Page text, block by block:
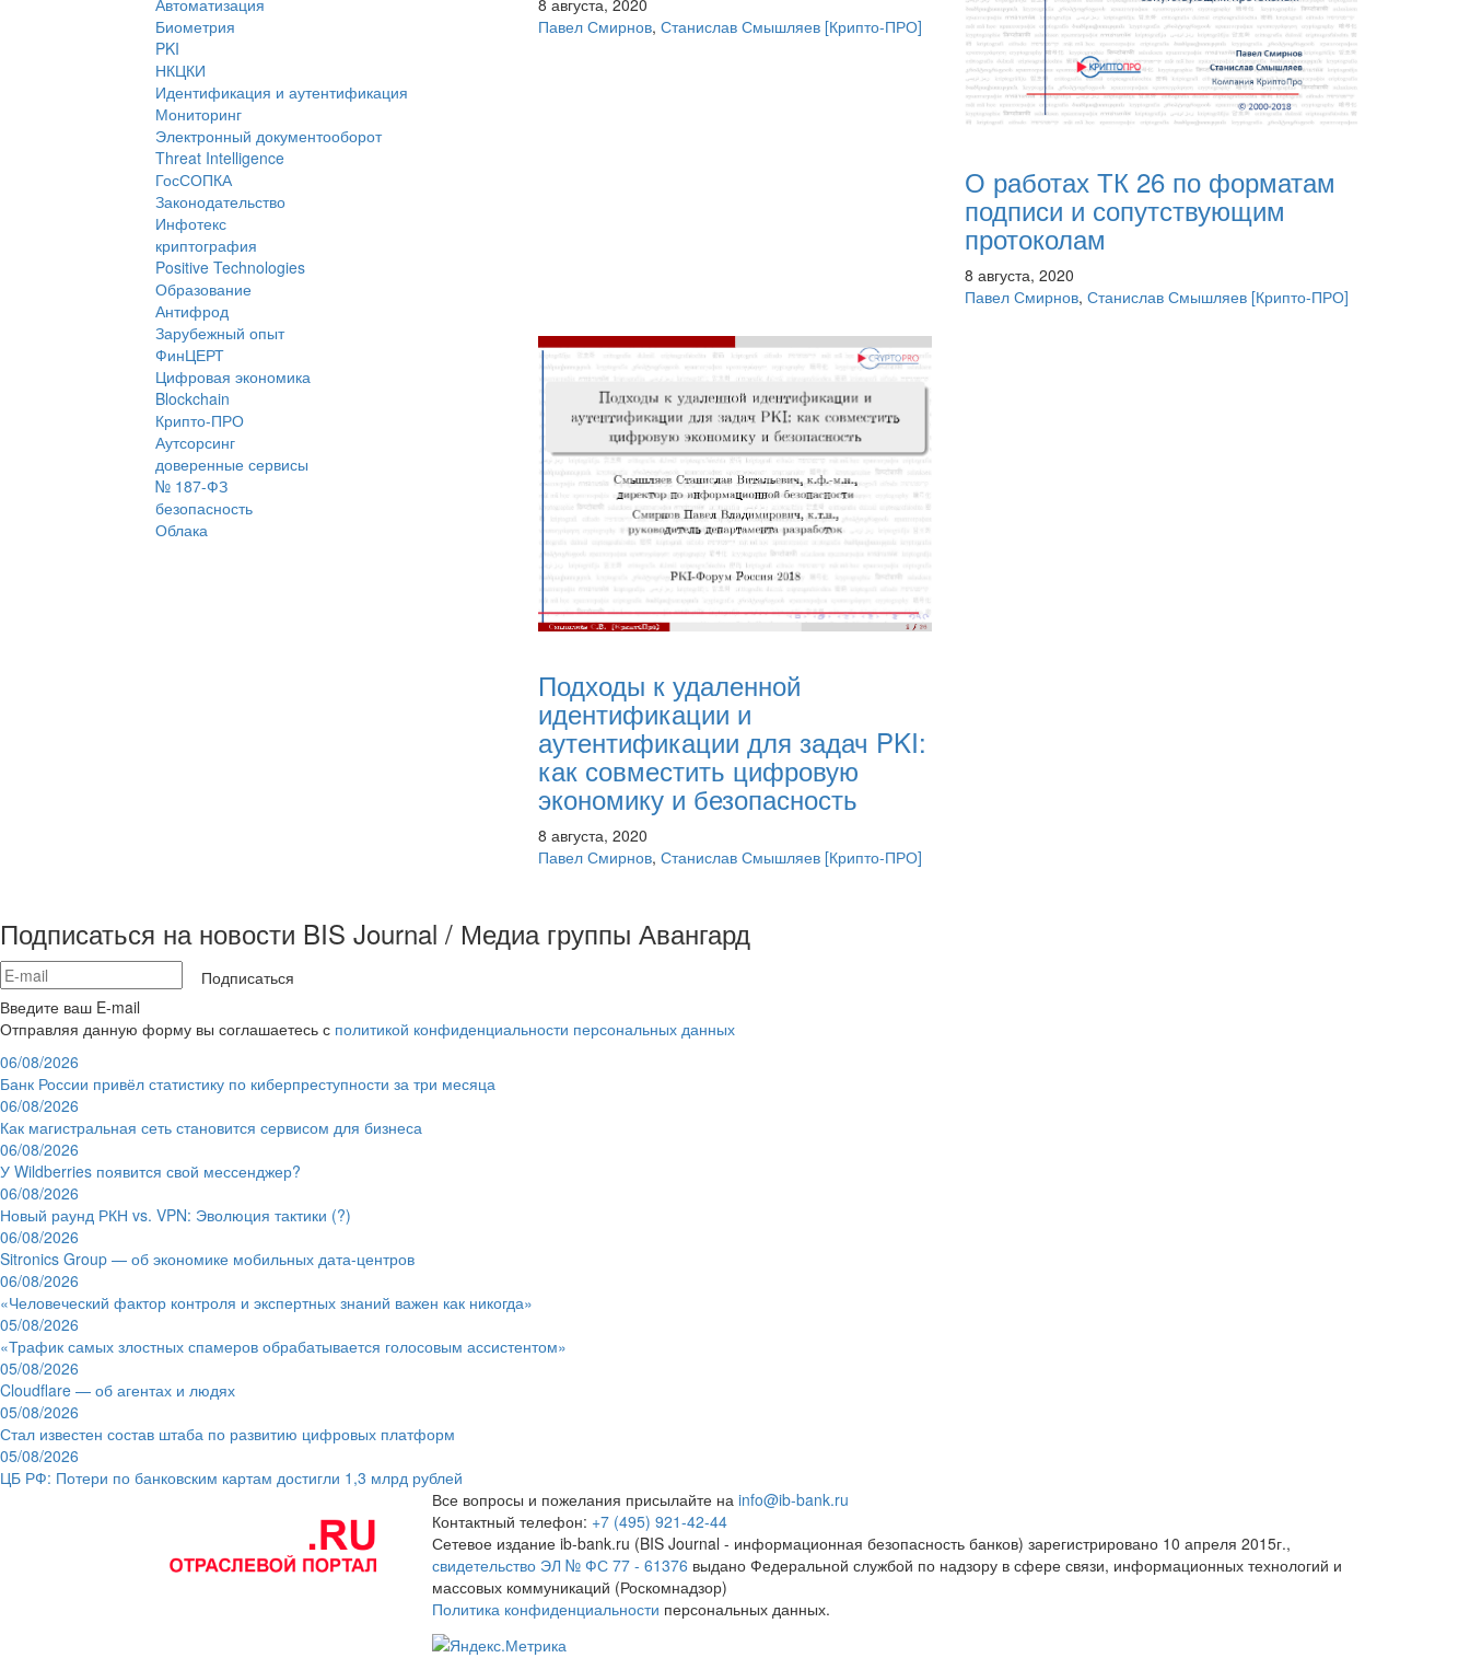
Автоматизация
Биометрия
PKI
НКЦКИ
Идентификация и аутентификация
Мониторинг
Электронный документооборот
Threat Intelligence
ГосСОПКА
Законодательство
Инфотекс
криптография
Positive Technologies
Образование
Антифрод
Зарубежный опыт
ФинЦЕРТ
Цифровая экономика
Blockchain
Крипто-ПРО
Аутсорсинг
доверенные сервисы
№ 187-ФЗ
безопасность
Облака
8 августа, 2020
Павел Смирнов, Станислав Смышляев [Крипто-ПРО]
О работах ТК 26 по форматам
подписи и сопутствующим
протоколам
8 августа, 2020
Павел Смирнов, Станислав Смышляев [Крипто-ПРО]
Подходы к удаленной
идентификации и
аутентификации для задач PKI:
как совместить цифровую
экономику и безопасность
8 августа, 2020
Павел Смирнов, Станислав Смышляев [Крипто-ПРО]
Подписаться на новости BIS Journal / Медиа группы Авангард
Подписаться
Введите ваш E-mail
Отправляя данную форму вы соглашаетесь с политикой конфиденциальности персональных данных
06/08/2026
Банк России привёл статистику по киберпреступности за три месяца
06/08/2026
Как магистральная сеть становится сервисом для бизнеса
06/08/2026
У Wildberries появится свой мессенджер?
06/08/2026
Новый раунд РКН vs. VPN: Эволюция тактики (?)
06/08/2026
Sitronics Group — об экономике мобильных дата-центров
06/08/2026
«Человеческий фактор контроля и экспертных знаний важен как никогда»
05/08/2026
«Трафик самых злостных спамеров обрабатывается голосовым ассистентом»
05/08/2026
Cloudflare — об агентах и людях
05/08/2026
Стал известен состав штаба по развитию цифровых платформ
05/08/2026
ЦБ РФ: Потери по банковским картам достигли 1,3 млрд рублей
Все вопросы и пожелания присылайте на info@ib-bank.ru
Контактный телефон: +7 (495) 921-42-44
Сетевое издание ib-bank.ru (BIS Journal - информационная безопасность банков) зарегистрировано 10 апреля 2015г.,
свидетельство ЭЛ № ФС 77 - 61376 выдано Федеральной службой по надзору в сфере связи, информационных технологий и
массовых коммуникаций (Роскомнадзор)
Политика конфиденциальности персональных данных.